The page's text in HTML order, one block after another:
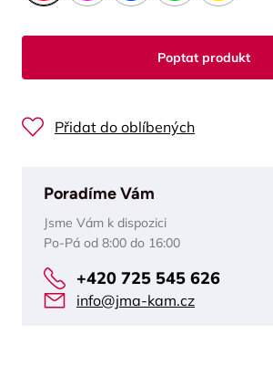
Poptat produkt
Přidat do oblíbených
Poradíme Vám
Jsme Vám k dispozici
Po-Pá od 8:00 do 16:00
+420 725 545 626
info@jma-kam.cz